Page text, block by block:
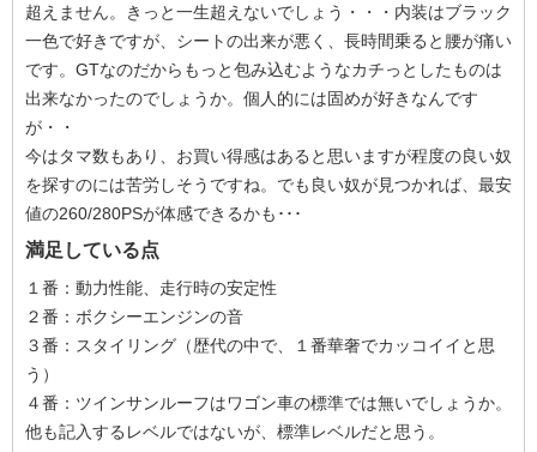
超えません。きっと一生超えないでしょう・・・内装はブラック
一色で好きですが、シートの出来が悪く、長時間乗ると腰が痛い
です。GTなのだからもっと包み込むようなカチっとしたものは
出来なかったのでしょうか。個人的には固めが好きなんです
が・・
今はタマ数もあり、お買い得感はあると思いますが程度の良い奴
を探すのには苦労しそうですね。でも良い奴が見つかれば、最安
値の260/280PSが体感できるかも･･･
満足している点
１番：動力性能、走行時の安定性
２番：ボクシーエンジンの音
３番：スタイリング（歴代の中で、１番華奢でカッコイイと思
う）
４番：ツインサンルーフはワゴン車の標準では無いでしょうか。
他も記入するレベルではないが、標準レベルだと思う。